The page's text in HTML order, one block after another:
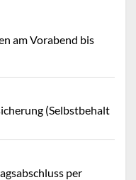
am Vorabend bis
(Selbstbehalt
per